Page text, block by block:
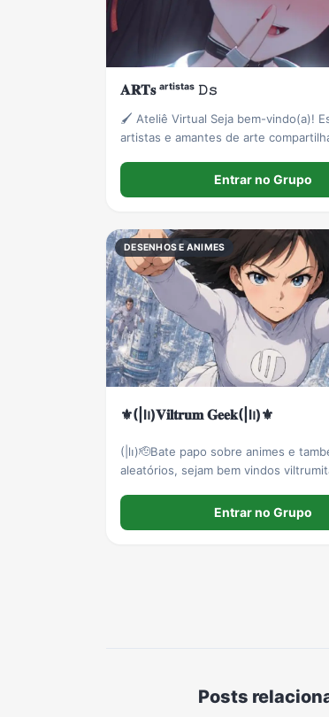
𝐀𝐑𝐓𝐬 ᵃʳᵗⁱˢᵗᵃˢ 𝙳𝚜
🖌️ Ateliê Virtual Seja bem-vindo(a)! Espaço pra
artistas e amantes de arte
Permitido: 13 a 29 anosEntrar no Grupo
DESENHOS E ANIMES
⚜️(|l၊)𝐕𝐢𝐥𝐭𝐫𝐮𝐦 𝐆𝐞𝐞𝐤(|l၊)⚜️
(|l၊)🫡Bate papo sobre animes e
aleatórios, sejam bem vindos
Entrar no Grupo
Posts